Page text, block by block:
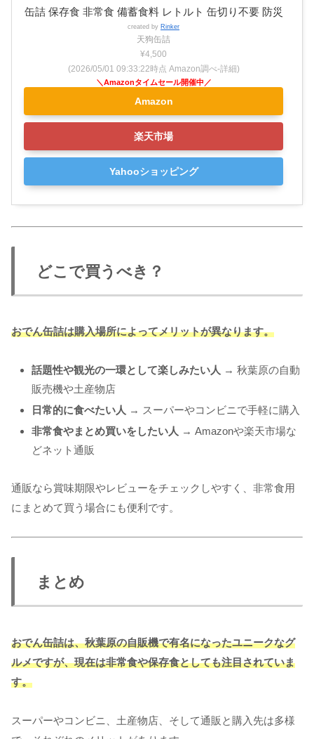
缶詰 保存食 非常食 備蓄食料 レトルト 缶切り不要 防災
created by Rinker
天狗缶詰
¥4,500
(2026/05/01 09:33:22時点 Amazon調べ-詳細)
Amazon
楽天市場
Yahooショッピング
どこで買うべき？
おでん缶詰は購入場所によってメリットが異なります。
話題性や観光の一環として楽しみたい人 → 秋葉原の自動
販売機や土産物店
日常的に食べたい人 → スーパーやコンビニで手軽に購入
非常食やまとめ買いをしたい人 → Amazonや楽天市場な
どネット通販
通販なら賞味期限やレビューをチェックしやすく、非常食用
にまとめて買う場合にも便利です。
まとめ
おでん缶詰は、秋葉原の自販機で有名になったユニークなグ
ルメですが、現在は非常食や保存食としても注目されていま
す。
スーパーやコンビニ、土産物店、そして通販と購入先は多様